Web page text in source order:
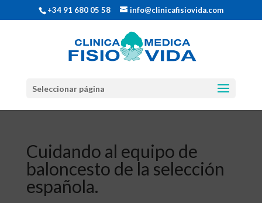
+34 91 680 05 58 info@clinicafisiovida.com
Seleccionar página
Cuidando al equipo de
baloncesto de la selección
española.